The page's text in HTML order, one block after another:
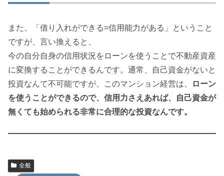
また、「借り入れができる=信用能力がある」ということ
ですが、言い換えると、
今の自分自身の信用状況をローンを使うことで不動産資産
に変換することができるんです。通常、自己資金がないと
投資なんて不可能ですが、このマンション経営は、
ローン
を使うことができるので、信用力さえあれば、自己資金が
無くても始められる非常に合理的な投資なんです。
全般